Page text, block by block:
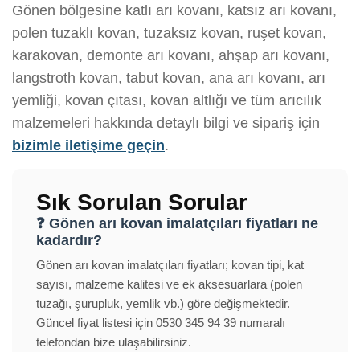
Gönen bölgesine katlı arı kovanı, katsız arı kovanı,
polen tuzaklı kovan, tuzaksız kovan, ruşet kovan,
karakovan, demonte arı kovanı, ahşap arı kovanı,
langstroth kovan, tabut kovan, ana arı kovanı, arı
yemliği, kovan çıtası, kovan altlığı ve tüm arıcılık
malzemeleri hakkında detaylı bilgi ve sipariş için
bizimle iletişime geçin.
Sık Sorulan Sorular
❓ Gönen arı kovan imalatçıları fiyatları ne
kadardır?
Gönen arı kovan imalatçıları fiyatları; kovan tipi, kat
sayısı, malzeme kalitesi ve ek aksesuarlara (polen
tuzağı, şurupluk, yemlik vb.) göre değişmektedir.
Güncel fiyat listesi için 0530 345 94 39 numaralı
telefondan bize ulaşabilirsiniz.